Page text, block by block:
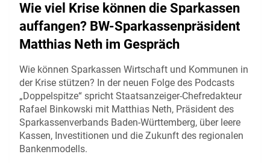
Wie viel Krise können die Sparkassen
auffangen? BW-Sparkassenpräsident
Matthias Neth im Gespräch
Wie können Sparkassen Wirtschaft und Kommunen in
der Krise stützen? In der neuen Folge des Podcasts
„Doppelspitze“ spricht Staatsanzeiger-Chefredakteur
Rafael Binkowski mit Matthias Neth, Präsident des
Sparkassenverbands Baden-Württemberg, über leere
Kassen, Investitionen und die Zukunft des regionalen
Bankenmodells.